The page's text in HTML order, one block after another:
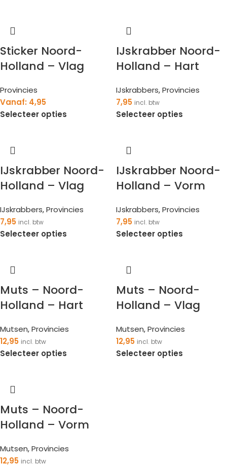
Sticker Noord-
Holland – Vlag
Provincies
Vanaf: 4,95
Selecteer opties
IJskrabber Noord-
Holland – Hart
IJskrabbers,Provincies
7,95 incl. btw
Selecteer opties
IJskrabber Noord-
Holland – Vlag
IJskrabbers,Provincies
7,95 incl. btw
Selecteer opties
IJskrabber Noord-
Holland – Vorm
IJskrabbers,Provincies
7,95 incl. btw
Selecteer opties
Muts – Noord-
Holland – Hart
Mutsen,Provincies
12,95 incl. btw
Selecteer opties
Muts – Noord-
Holland – Vlag
Mutsen,Provincies
12,95 incl. btw
Selecteer opties
Muts – Noord-
Holland – Vorm
Mutsen,Provincies
12,95 incl. btw